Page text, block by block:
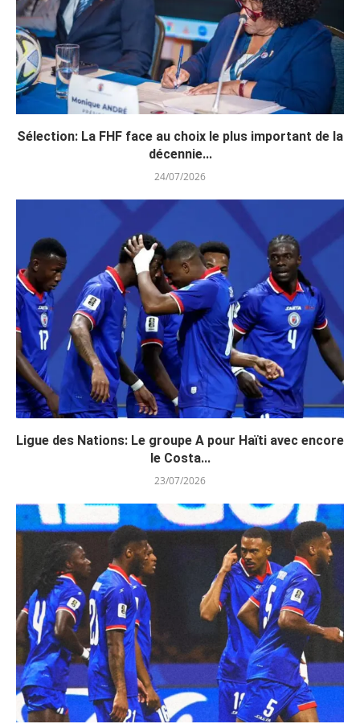
Sélection: La FHF face au choix le plus important de la
décennie...
24/07/2026
Ligue des Nations: Le groupe A pour Haïti avec encore
le Costa...
23/07/2026